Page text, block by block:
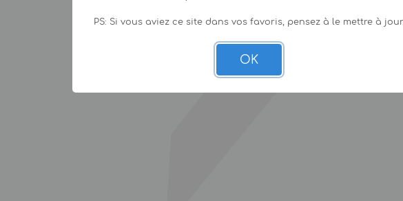
PS: Si vous aviez ce site dans vos favoris, pensez à le mettre à
OK